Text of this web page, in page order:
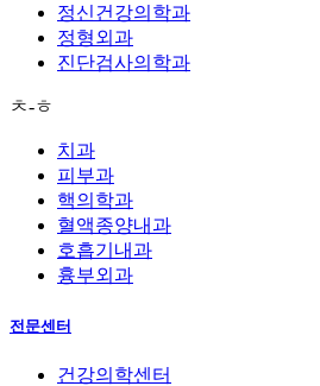
정신건강의학과
정형외과
진단검사의학과
ㅊ-ㅎ
치과
피부과
핵의학과
혈액종양내과
호흡기내과
흉부외과
전문센터
건강의학센터